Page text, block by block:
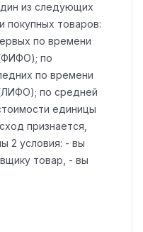
из следующих
покупных товаров:
по времени
по
по времени
по средней
единицы
признается,
2 условия: - вы
товар, - вы